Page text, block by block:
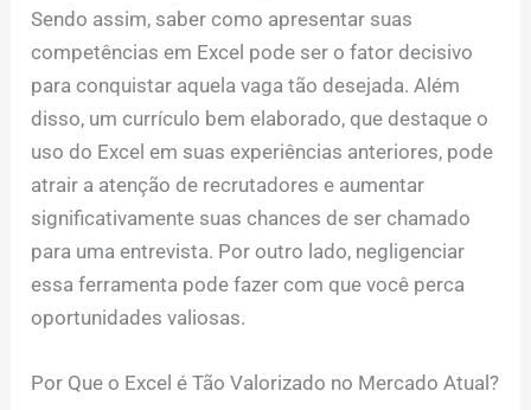
Sendo assim, saber como apresentar suas
competências em Excel pode ser o fator decisivo
para conquistar aquela vaga tão desejada. Além
disso, um currículo bem elaborado, que destaque o
uso do Excel em suas experiências anteriores, pode
atrair a atenção de recrutadores e aumentar
significativamente suas chances de ser chamado
para uma entrevista. Por outro lado, negligenciar
essa ferramenta pode fazer com que você perca
oportunidades valiosas.
Por Que o Excel é Tão Valorizado no Mercado Atual?